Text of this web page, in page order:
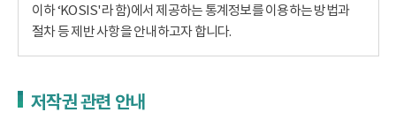
이하 ‘KOSIS'라 함)에서 제공하는 통계정보를 이용하는 방법과
절차 등 제반 사항을 안내하고자 합니다.
저작권 관련 안내